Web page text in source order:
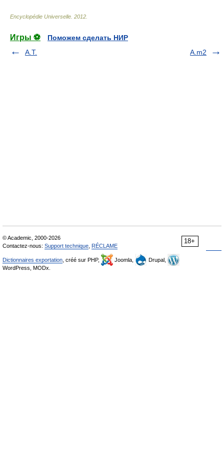
Encyclopédie Universelle 2012
Игры ⚽
Поможем сделать НИР
A.T.
A.m2
18+
© Academic, 2000-2026
Contactez-nous: Support technique RÉCLAME
Dictionnaires exportation , créé sur PHP, Joomla,
Drupal,
WordPress, MODx.